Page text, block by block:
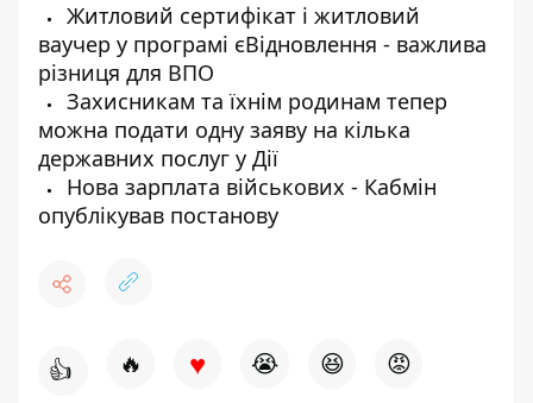
Житловий сертифікат і житловий
ваучер у програмі єВідновлення - важлива
різниця для ВПО
Захисникам та їхнім родинам тепер
можна подати одну заяву на кілька
державних послуг у Дії
Нова зарплата військових - Кабмін
опублікував постанову
👍 🔥 ♥ 😭 😆 😡